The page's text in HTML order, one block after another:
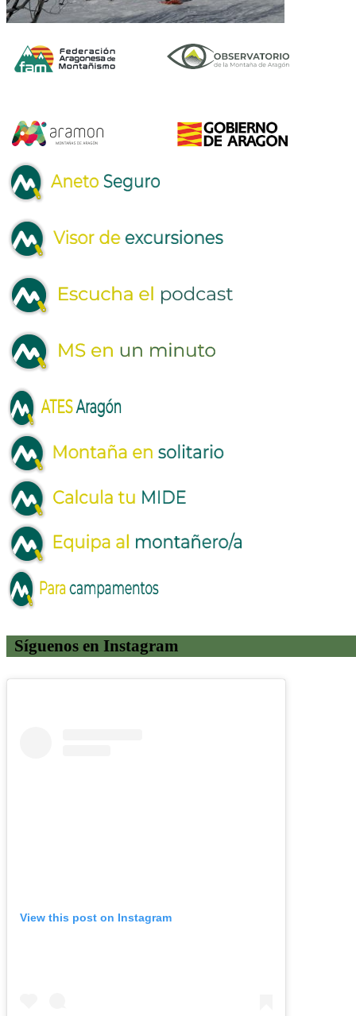
Síguenos en Instagram
View this post on Instagram